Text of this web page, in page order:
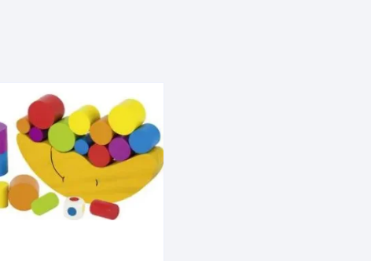
Μέθοδος Padovan
Παιχνίδια & Υλικά Εκπνοής
Στοματοκινητική Μυολειτουργική Θεραπεία